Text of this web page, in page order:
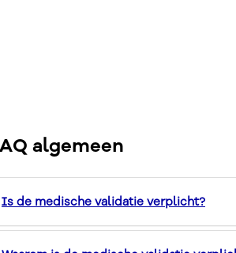
algemeen
Is de medische validatie verplicht?